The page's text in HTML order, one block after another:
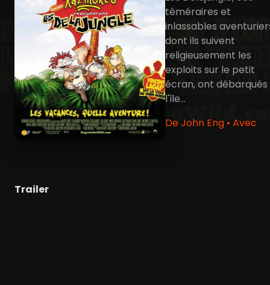
téméraires et
inlassables
dont ils suivent
religieusement les
exploits sur le petit
écran, ont débarqués
l'île...
De John Eng • Avec
Trailer